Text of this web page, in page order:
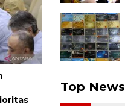
Top News